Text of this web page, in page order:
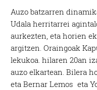
Auzo batzarren
Udala herritarrei
aurkezten, eta horien
argitzen. Oraingoak
lekukoa. hilaren 20an
auzo elkartean. Bilera
eta Bernar Lemos eta